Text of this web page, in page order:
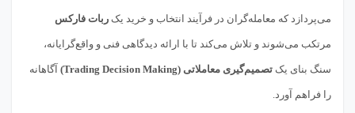
می‌پردازد که معامله‌گران در فرآیند انتخاب و خرید یک ربات فارکس
مرتکب می‌شوند و تلاش می‌کند تا با ارائه دیدگاهی فنی و واقع‌گرایانه،
سنگ بنای یک تصمیم‌گیری معاملاتی (Trading Decision Making) آگاهانه
را فراهم آورد.